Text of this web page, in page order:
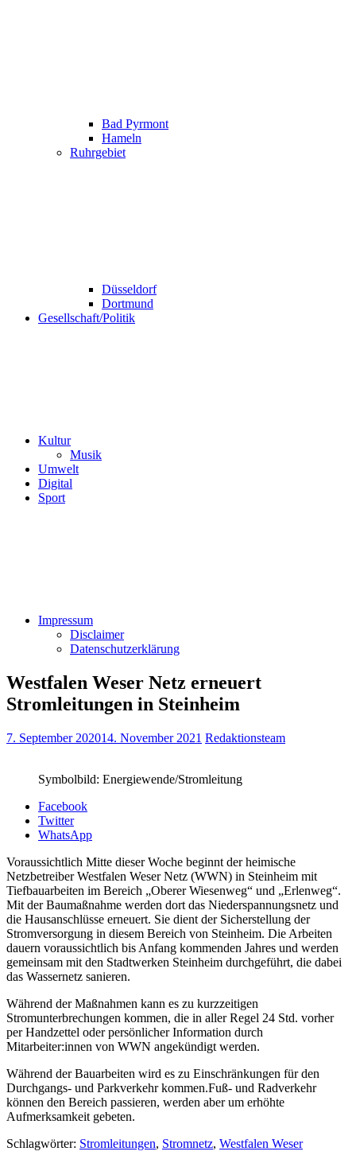
Bad Pyrmont
Hameln
Ruhrgebiet
Düsseldorf
Dortmund
Gesellschaft/Politik
Kultur
Musik
Umwelt
Digital
Sport
Impressum
Disclaimer
Datenschutzerklärung
Westfalen Weser Netz erneuert
Stromleitungen in Steinheim
7. September 202014. November 2021 Redaktionsteam
Symbolbild: Energiewende/Stromleitung
Facebook
Twitter
WhatsApp
Voraussichtlich Mitte dieser Woche beginnt der heimische
Netzbetreiber Westfalen Weser Netz (WWN) in Steinheim mit
Tiefbauarbeiten im Bereich „Oberer Wiesenweg“ und „Erlenweg“.
Mit der Baumaßnahme werden dort das Niederspannungsnetz und
die Hausanschlüsse erneuert. Sie dient der Sicherstellung der
Stromversorgung in diesem Bereich von Steinheim. Die Arbeiten
dauern voraussichtlich bis Anfang kommenden Jahres und werden
gemeinsam mit den Stadtwerken Steinheim durchgeführt, die dabei
das Wassernetz sanieren.
Während der Maßnahmen kann es zu kurzzeitigen
Stromunterbrechungen kommen, die in aller Regel 24 Std. vorher
per Handzettel oder persönlicher Information durch
Mitarbeiter:innen von WWN angekündigt werden.
Während der Bauarbeiten wird es zu Einschränkungen für den
Durchgangs- und Parkverkehr kommen.Fuß- und Radverkehr
können den Bereich passieren, werden aber um erhöhte
Aufmerksamkeit gebeten.
Schlagwörter: Stromleitungen, Stromnetz, Westfalen Weser